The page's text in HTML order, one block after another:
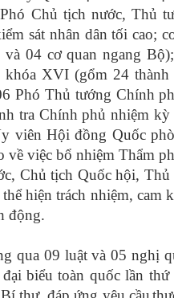
Chủ tịch nước, Thủ
sát nhân dân tối cao;
04 cơ quan ngang
XVI (gổm 24 thành
Phó Thủ tướng Chính
tra Chính phủ nhiệm
viên Hội đồng Quốc
về việc bổ nhiệm Thẩm
Chủ tịch Quốc hội,
thể hiệntrách nhiệm, cam
động.
qua 09 luật và 05 nghị
biểu toàn quốc lần